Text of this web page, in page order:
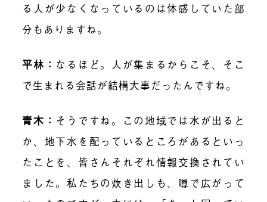
る人が少なくなっているのは体感していた部
分もありますね。
平林： なるほど。人が集まるからこそ、そこ
で生まれる会話が結構大事だったんですね。
青木： そうですね。この地域では水が出ると
か、地下水を配っているところがあるといっ
たことを、皆さんそれぞれ情報交換されてい
ました。私たちの炊き出しも、噂で広がって